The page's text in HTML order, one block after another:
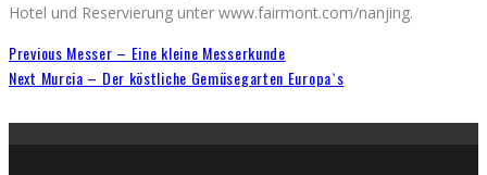
Hotel und Reservierung unter www.fairmont.com/nanjing.
Previous Messer – Eine kleine Messerkunde
Next Murcia – Der köstliche Gemüsegarten Europa`s